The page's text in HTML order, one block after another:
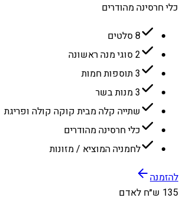
כלי חרסינה מהודרים
8 סלטים
2 סוגי מנה ראשונה
3 תוספות חמות
3 מנות בשר
שתייה קלה מבית קוקה קולה ופריגת
כלי חרסינה מהודרים
לחמניה המוציא / מזונות
להזמנה
135 ש״ח לאדם